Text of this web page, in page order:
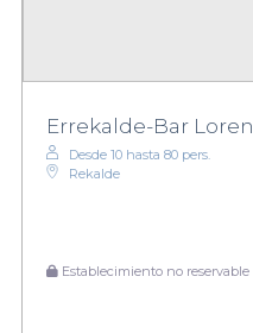
Errekalde-Bar Loren
Desde 10 hasta 80 pers.
Rekalde
Establecimiento no reservable